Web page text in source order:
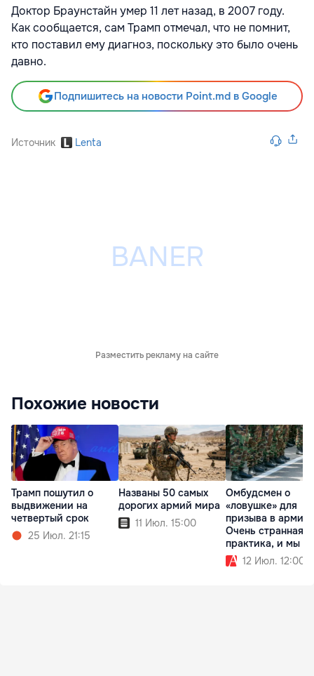
Доктор Браунстайн умер 11 лет назад, в 2007 году.
Как сообщается, сам Трамп отмечал, что не помнит,
кто поставил ему диагноз, поскольку это было очень
давно.
Подпишитесь на новости Point.md в Google
Источник Lenta
Разместить рекламу на сайте
Похожие новости
Трамп пошутил о
выдвижении на
четвертый срок
25 Июл. 21:15
Названы 50 самых
дорогих армий мира
11 Июл. 15:00
Омбудсмен о
«ловушке» для
призыва в армию:
Очень странная
практика, и мы ее
проверяем
12 Июл. 12:00